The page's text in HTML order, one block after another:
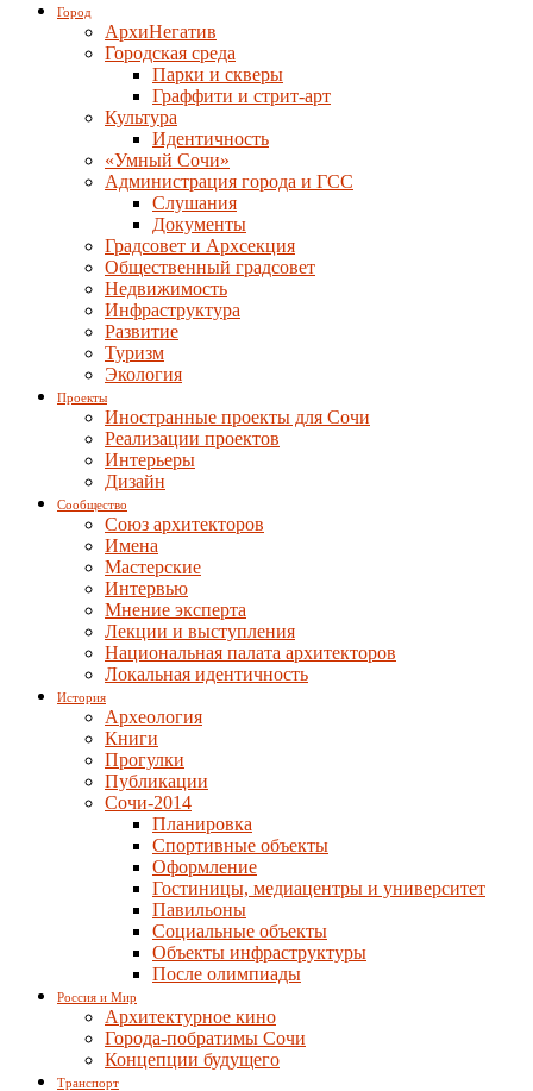
Город
АрхиНегатив
Городская среда
Парки и скверы
Граффити и стрит-арт
Культура
Идентичность
«Умный Сочи»
Администрация города и ГСС
Слушания
Документы
Градсовет и Архсекция
Общественный градсовет
Недвижимость
Инфраструктура
Развитие
Туризм
Экология
Проекты
Иностранные проекты для Сочи
Реализации проектов
Интерьеры
Дизайн
Сообщество
Союз архитекторов
Имена
Мастерские
Интервью
Мнение эксперта
Лекции и выступления
Национальная палата архитекторов
Локальная идентичность
История
Археология
Книги
Прогулки
Публикации
Сочи-2014
Планировка
Спортивные объекты
Оформление
Гостиницы, медиацентры и университет
Павильоны
Социальные объекты
Объекты инфраструктуры
После олимпиады
Россия и Мир
Архитектурное кино
Города-побратимы Сочи
Концепции будущего
Транспорт